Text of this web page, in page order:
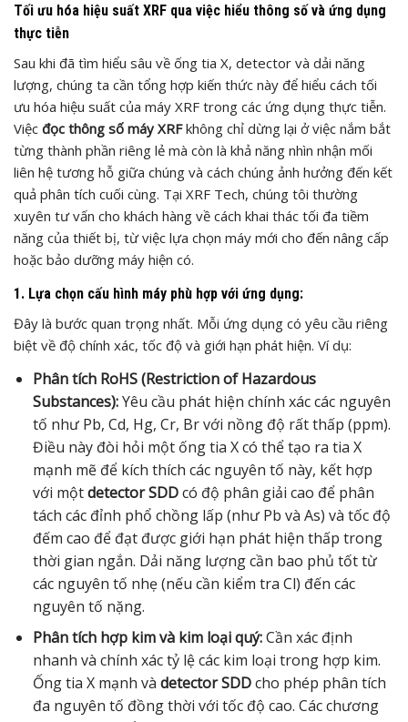
Tối ưu hóa hiệu suất XRF qua việc hiểu thông số và ứng dụng
thực tiễn
Sau khi đã tìm hiểu sâu về ống tia X, detector và dải năng
lượng, chúng ta cần tổng hợp kiến thức này để hiểu cách tối
ưu hóa hiệu suất của máy XRF trong các ứng dụng thực tiễn.
Việc đọc thông số máy XRFkhông chỉ dừng lại ở việc nắm bắt
từng thành phần riêng lẻ mà còn là khả năng nhìn nhận mối
liên hệ tương hỗ giữa chúng và cách chúng ảnh hưởng đến kết
quả phân tích cuối cùng. Tại XRF Tech, chúng tôi thường
xuyên tư vấn cho khách hàng về cách khai thác tối đa tiềm
năng của thiết bị, từ việc lựa chọn máy mới cho đến nâng cấp
hoặc bảo dưỡng máy hiện có.
1. Lựa chọn cấu hình máy phù hợp với ứng dụng:
Đây là bước quan trọng nhất. Mỗi ứng dụng có yêu cầu riêng
biệt về độ chính xác, tốc độ và giới hạn phát hiện. Ví dụ:
Phân tích RoHS (Restriction of Hazardous
Substances):Yêu cầu phát hiện chính xác các nguyên
tố như Pb, Cd, Hg, Cr, Br với nồng độ rất thấp (ppm).
Điều này đòi hỏi một ống tia X có thể tạo ra tia X
mạnh mẽ để kích thích các nguyên tố này, kết hợp
với mộtdetector SDDcó độ phân giải cao để phân
tách các đỉnh phổ chồng lấp (như Pb và As) và tốc độ
đếm cao để đạt được giới hạn phát hiện thấp trong
thời gian ngắn. Dải năng lượng cần bao phủ tốt từ
các nguyên tố nhẹ (nếu cần kiểm tra Cl) đến các
nguyên tố nặng.
Phân tích hợp kim và kim loại quý:Cần xác định
nhanh và chính xác tỷ lệ các kim loại trong hợp kim.
Ống tia X mạnh và detector SDDcho phép phân tích
đa nguyên tố đồng thời với tốc độ cao. Các chương